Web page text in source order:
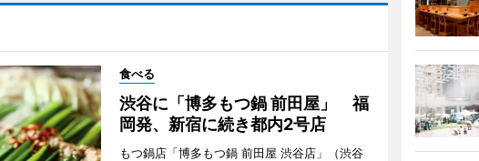
食べる
渋谷に「博多もつ鍋 前田屋」 福
岡発、新宿に続き都内2号店
もつ鍋店「博多もつ鍋 前田屋 渋谷店」（渋谷